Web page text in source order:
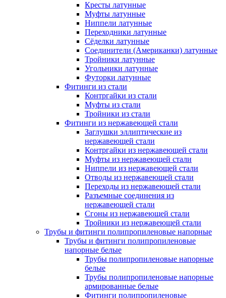
Кресты латунные
Муфты латунные
Ниппели латунные
Переходники латунные
Сёделки латунные
Соединители (Американки) латунные
Тройники латунные
Угольники латунные
Футорки латунные
Фитинги из стали
Контргайки из стали
Муфты из стали
Тройники из стали
Фитинги из нержавеющей стали
Заглушки эллиптические из
нержавеющей стали
Контргайки из нержавеющей стали
Муфты из нержавеющей стали
Ниппели из нержавеющей стали
Отводы из нержавеющей стали
Переходы из нержавеющей стали
Разъемные соединения из
нержавеющей стали
Сгоны из нержавеющей стали
Тройники из нержавеющей стали
Трубы и фитинги полипропиленовые напорные
Трубы и фитинги полипропиленовые
напорные белые
Трубы полипропиленовые напорные
белые
Трубы полипропиленовые напорные
армированные белые
Фитинги полипропиленовые